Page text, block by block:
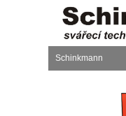
Schinkmann